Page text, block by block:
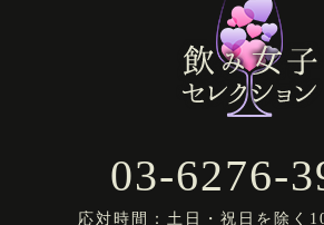
03-6276-
応対時間：土日・祝日を除く